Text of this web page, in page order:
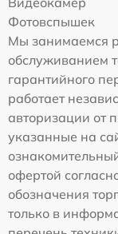
Фотовспышек
Мы занимаемся
обслуживанием
гарантийного
работает
авторизации от
указанные на
офертой
обозначения
только в